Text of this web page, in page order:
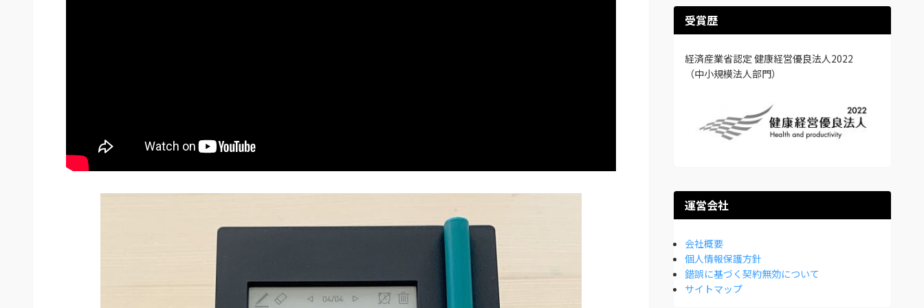
受賞歴
経済産業省認定 健康経営優良法人2022
（中小規模法人部門）
運営会社
会社概要
個人情報保護方針
錯誤に基づく契約無効について
サイトマップ